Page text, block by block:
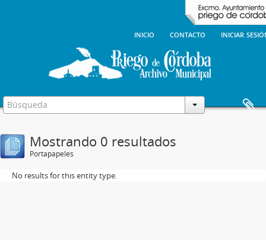
inicio contacto iniciar
Mostrando 0 resultados
Portapapeles
No results for this entity type.